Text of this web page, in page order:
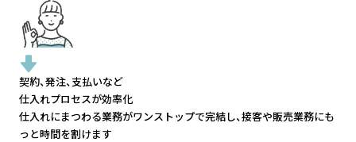
契約、発注、支払いなど
仕入れプロセスが効率化
仕入れにまつわる業務がワンストップで完結し、接客や販売業務にも
っと時間を割けます